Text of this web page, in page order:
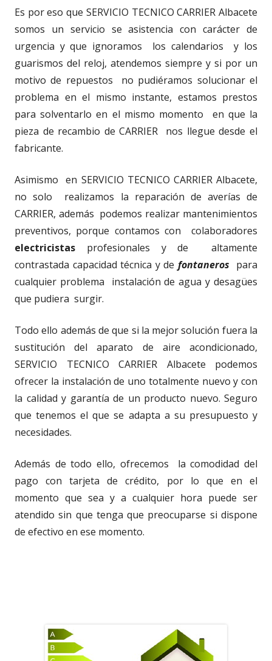
Es por eso que SERVICIO TECNICO CARRIER Albacete
somos un servicio se asistencia con carácter de
urgencia y que ignoramos los calendarios y los
guarismos del reloj, atendemos siempre y si por un
motivo de repuestos no pudiéramos solucionar el
problema en el mismo instante, estamos prestos
para solventarlo en el mismo momento en que la
pieza de recambio de CARRIER nos llegue desde el
fabricante.
Asimismo en SERVICIO TECNICO CARRIER Albacete,
no solo realizamos la reparación de averías de
CARRIER, además podemos realizar mantenimientos
preventivos, porque contamos con colaboradores
electricistas profesionales y de altamente
contrastada capacidad técnica y de fontaneros para
cualquier problema instalación de agua y desagües
que pudiera surgir.
Todo ello además de que si la mejor solución fuera la
sustitución del aparato de aire acondicionado,
SERVICIO TECNICO CARRIER Albacete podemos
ofrecer la instalación de uno totalmente nuevo y con
la calidad y garantía de un producto nuevo. Seguro
que tenemos el que se adapta a su presupuesto y
necesidades.
Además de todo ello, ofrecemos la comodidad del
pago con tarjeta de crédito, por lo que en el
momento que sea y a cualquier hora puede ser
atendido sin que tenga que preocuparse si dispone
de efectivo en ese momento.